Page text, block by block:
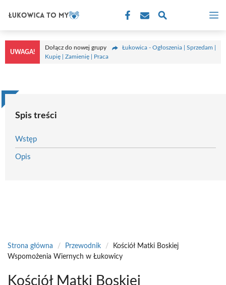
treści
UWAGA!
Dołącz do nowej grupy
Łukowica - Ogłoszenia | Sprzedam |
Kupię | Zamienię | Praca
Spis treści
Wstęp
Opis
Strona główna / Przewodnik /
Kościół Matki Boskiej
Wspomożenia Wiernych w Łukowicy
Kościół Matki Boskiej